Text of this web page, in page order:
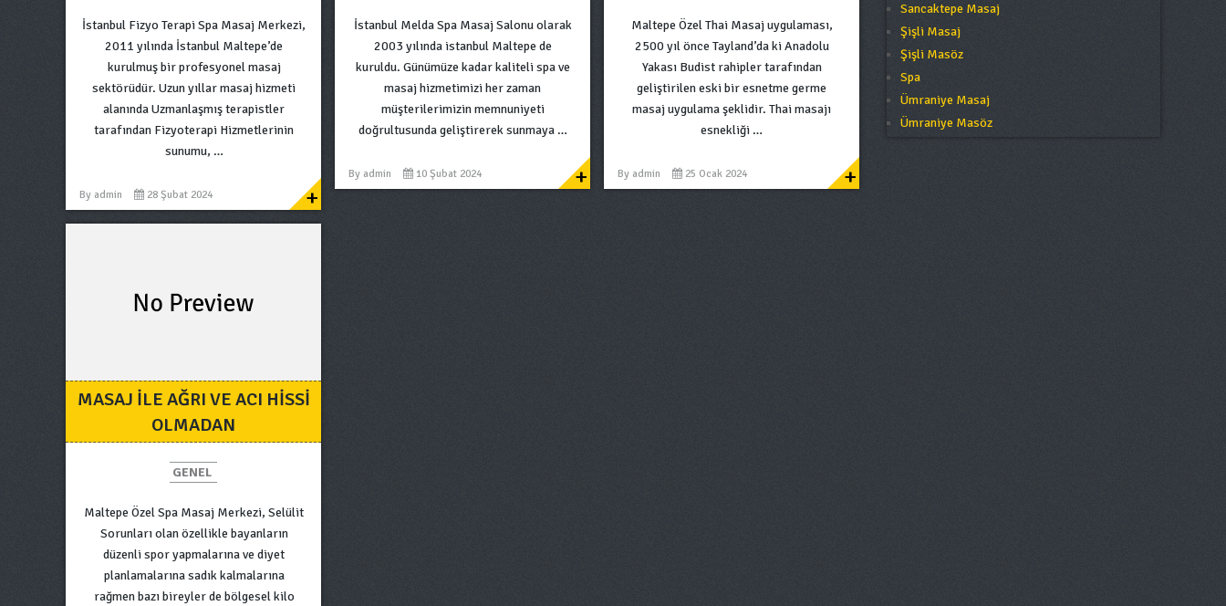
İstanbul Fizyo Terapi Spa Masaj Merkezi,
2011 yılında İstanbul Maltepe’de
kurulmuş bir profesyonel masaj
sektörüdür. Uzun yıllar masaj hizmeti
alanında Uzmanlaşmış terapistler
tarafından Fizyoterapi Hizmetlerinin
sunumu, …
By admin 28 Şubat 2024 +
İstanbul Melda Spa Masaj Salonu olarak
2003 yılında istanbul Maltepe de
kuruldu. Günümüze kadar kaliteli spa ve
masaj hizmetimizi her zaman
müşterilerimizin memnuniyeti
doğrultusunda geliştirerek sunmaya …
By admin 10 Şubat 2024 +
Maltepe Özel Thai Masaj uygulaması,
2500 yıl önce Tayland’da ki Anadolu
Yakası Budist rahipler tarafından
geliştirilen eski bir esnetme germe
masaj uygulama şeklidir. Thai masajı
esnekliği …
By admin 25 Ocak 2024 +
MASAJ ILE AĞRI VE ACI HISSI
OLMADAN
GENEL
Maltepe Özel Spa Masaj Merkezi, Selülit
Sorunları olan özellikle bayanların
düzenli spor yapmalarına ve diyet
planlamalarına sadık kalmalarına
rağmen bazı bireyler de bölgesel kilo
Sancaktepe Masaj
Şişli Masaj
Şişli Masöz
Spa
Ümraniye Masaj
Ümraniye Masöz